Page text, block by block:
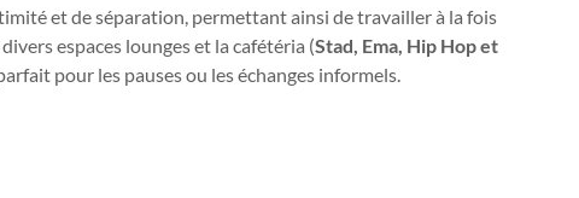
et de séparation, permettant ainsi de travailler à la fois
espaces lounges et la cafétéria (Stad, Ema, Hip Hop et
pour les pauses ou les échanges informels.